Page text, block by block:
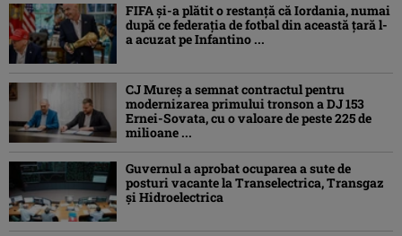
FIFA și-a plătit o restanță că Iordania, numai
după ce federația de fotbal din această țară l-
a acuzat pe Infantino ...
CJ Mureș a semnat contractul pentru
modernizarea primului tronson a DJ 153
Ernei-Sovata, cu o valoare de peste 225 de
milioane ...
Guvernul a aprobat ocuparea a sute de
posturi vacante la Transelectrica, Transgaz
și Hidroelectrica